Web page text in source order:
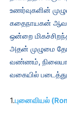
உணர்வுகளின்
கதைநாயகன்
ஒன்றை
அதன் முழுமை
வண்ணம்,
வகையில்
1.புனைவியல்